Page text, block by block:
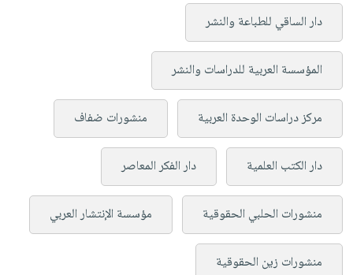
دار الساقي للطباعة والنشر
المؤسسة العربية للدراسات والنشر
مركز دراسات الوحدة العربية منشورات ضفاف
دار الكتب العلمية دار الفكر المعاصر
منشورات الحلبي الحقوقية مؤسسة الإنتشار العربي
منشورات زين الحقوقية